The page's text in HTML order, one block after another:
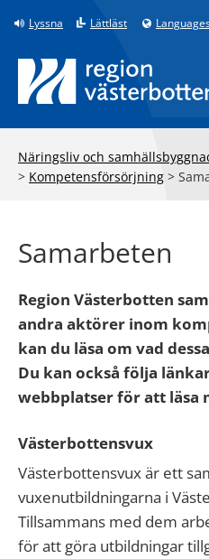
Till innehåll på sidan
Lyssna Lättläst
Näringsliv och
> Kompetensförsörjning >
Samarbeten
Region Västerbotten
andra aktörer inom
kan du läsa om vad
Du kan också följa
webbplatser för att läsa
Västerbottensvux
Västerbottensvux är ett
vuxenutbildningarna i
Tillsammans med dem
för att göra utbildningar